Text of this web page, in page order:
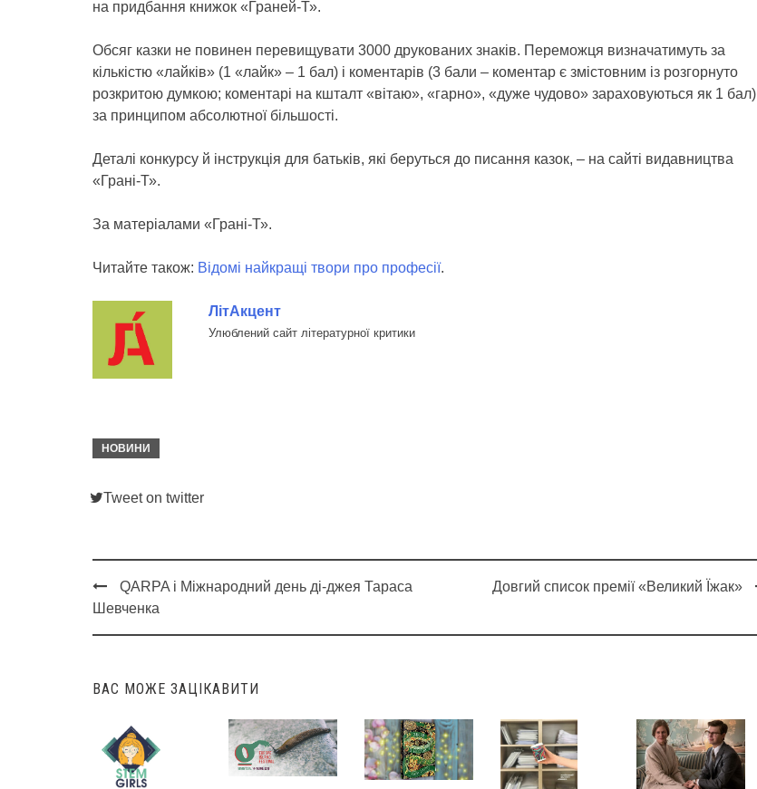
на придбання книжок «Граней-Т».
Обсяг казки не повинен перевищувати 3000 друкованих знаків. Переможця визначатимуть за
кількістю «лайків» (1 «лайк» – 1 бал) і коментарів (3 бали – коментар є змістовним із розгорнуто
розкритою думкою; коментарі на кшталт «вітаю», «гарно», «дуже чудово» зараховуються як 1 бал)
за принципом абсолютної більшості.
Деталі конкурсу й інструкція для батьків, які беруться до писання казок, – на сайті видавництва
«Грані-Т».
За матеріалами «Грані-Т».
Читайте також: Відомі найкращі твори про професії.
ЛітАкцент
Улюблений сайт літературної критики
НОВИНИ
Tweet on twitter
Post
navigation
QARPA і Міжнародний день ді-джея Тараса
Шевченка
Довгий список премії «Великий Їжак»
ВАС МОЖЕ ЗАЦІКАВИТИ